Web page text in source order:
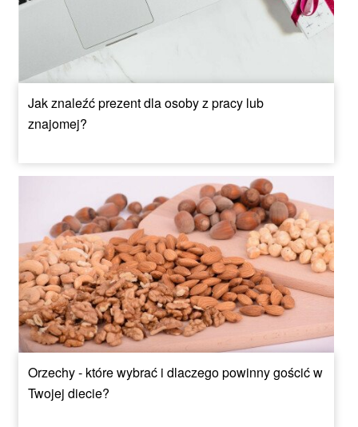
Jak znaleźć prezent dla osoby z pracy lub
znajomej?
Orzechy - które wybrać i dlaczego powinny gościć w
Twojej diecie?